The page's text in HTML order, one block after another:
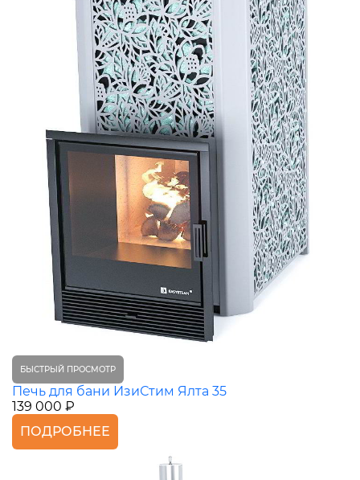
БЫСТРЫЙ ПРОСМОТР
Печь для бани ИзиСтим Ялта 35
139 000 ₽
ПОДРОБНЕЕ